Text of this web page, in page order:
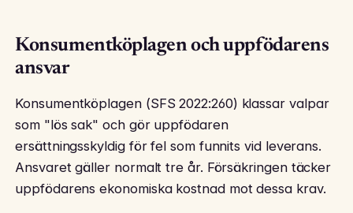
Konsumentköplagen och uppfödarens
ansvar
Konsumentköplagen (SFS 2022:260) klassar valpar
som "lös sak" och gör uppfödaren
ersättningsskyldig för fel som funnits vid leverans.
Ansvaret gäller normalt tre år. Försäkringen täcker
uppfödarens ekonomiska kostnad mot dessa krav.